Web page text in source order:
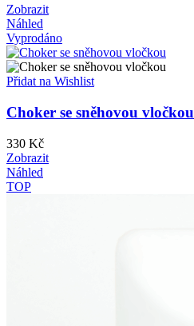
Zobrazit
Náhled
Vyprodáno
Přidat na Wishlist
Choker se sněhovou vločkou
330 Kč
Zobrazit
Náhled
TOP